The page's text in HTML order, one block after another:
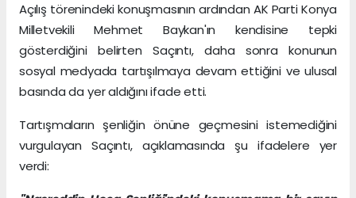
Açılış törenindeki konuşmasının ardından AK Parti Konya
Milletvekili Mehmet Baykan'ın kendisine tepki
gösterdiğini belirten Saçıntı, daha sonra konunun
sosyal medyada tartışılmaya devam ettiğini ve ulusal
basında da yer aldığını ifade etti.
Tartışmaların şenliğin önüne geçmesini istemediğini
vurgulayan Saçıntı, açıklamasında şu ifadelere yer
verdi: